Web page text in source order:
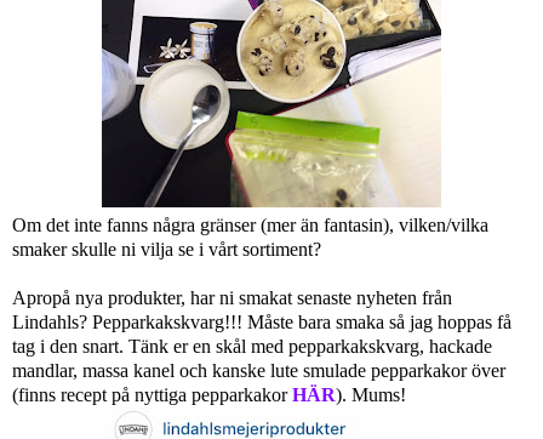
Om det inte fanns några gränser (mer än fantasin), vilken/vilka
smaker skulle ni vilja se i vårt sortiment?
Apropå nya produkter, har ni smakat senaste nyheten från
Lindahls? Pepparkakskvarg!!! Måste bara smaka så jag hoppas få
tag i den snart. Tänk er en skål med pepparkakskvarg, hackade
mandlar, massa kanel och kanske lute smulade pepparkakor över
(finns recept på nyttiga pepparkakorHÄR). Mums!